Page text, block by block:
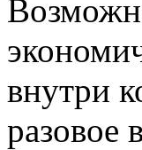
внутри
разовое